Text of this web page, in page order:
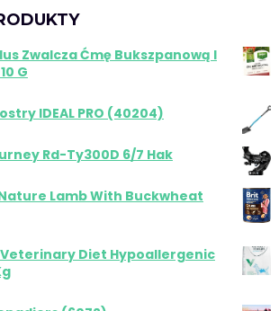
Zwalcza Ćmę Bukszpanową I
G
IDEAL PRO (40204)
Rd-Ty300D 6/7 Hak
Lamb With Buckwheat
Diet Hypoallergenic